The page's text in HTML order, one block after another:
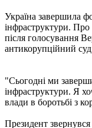
Україна завершила
інфраструктури.
після голосування
антикорупційний
"Сьогодні ми
інфраструктури. Я
влади в боротьбі з
Президент звернувся